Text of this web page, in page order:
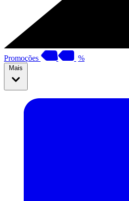
Promoções %
Mais